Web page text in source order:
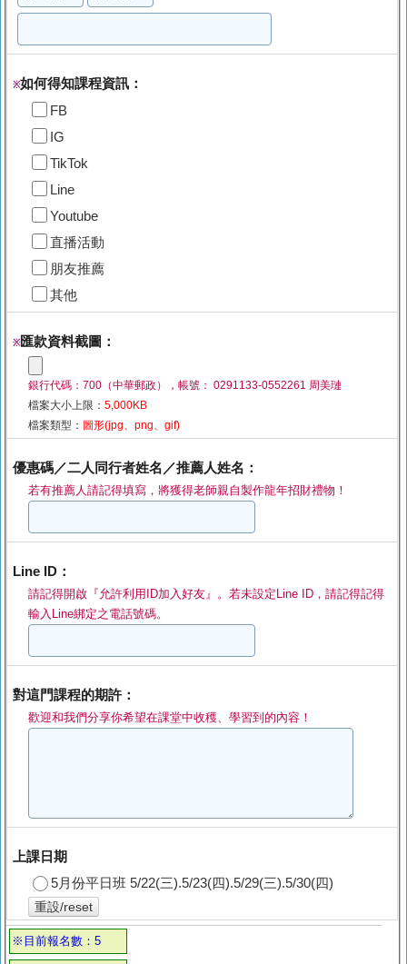
※如何得知課程資訊：
FB
IG
TikTok
Line
Youtube
直播活動
朋友推薦
其他
※匯款資料截圖：
銀行代碼：700（中華郵政），帳號： 0291133-0552261 周美璉
檔案大小上限： 5,000KB
檔案類型： 圖形(jpg、png、gif)
優惠碼／二人同行者姓名／推薦人姓名：
若有推薦人請記得填寫，將獲得老師親自製作龍年招財禮物！
Line ID：
請記得開啟『允許利用ID加入好友』。若未設定Line ID，請記得記得
輸入Line綁定之電話號碼。
對這門課程的期許：
歡迎和我們分享你希望在課堂中收穫、學習到的內容！
上課日期
5月份平日班 5/22(三).5/23(四).5/29(三).5/30(四)
重設/reset
※目前報名數：5